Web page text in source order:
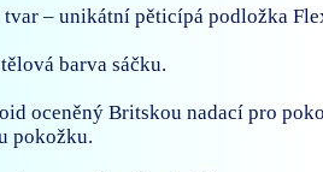
– unikátní pěticípá podložka
barva sáčku.
oceněný Britskou nadací pro
pokožku.